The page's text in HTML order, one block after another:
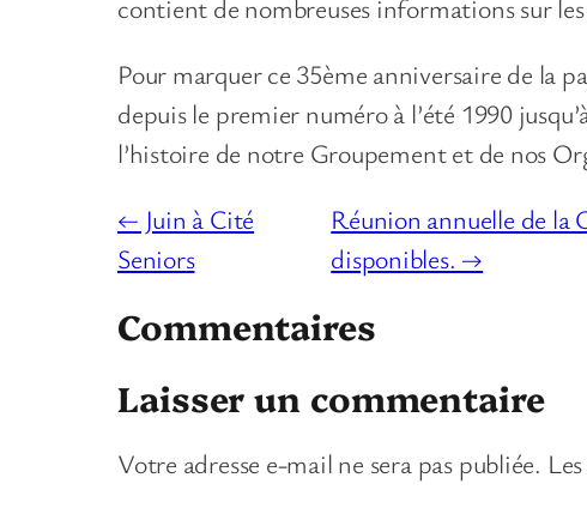
contient de nombreuses informations sur
Pour marquer ce 35ème anniversaire de la
depuis le premier numéro à l’été 1990
l’histoire de notre Groupement et de nos
← Juin à Cité
Seniors
Réunion annuelle de la
disponibles. →
Commentaires
Laisser un commentaire
Votre adresse e-mail ne sera pas publiée.